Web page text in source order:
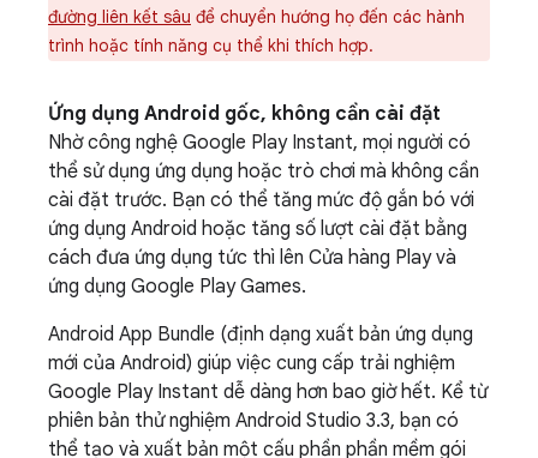
đường liên kết sâu để chuyển hướng họ đến các hành
trình hoặc tính năng cụ thể khi thích hợp.
Ứng dụng Android gốc, không cần cài đặt
Nhờ công nghệ Google Play Instant, mọi người có
thể sử dụng ứng dụng hoặc trò chơi mà không cần
cài đặt trước. Bạn có thể tăng mức độ gắn bó với
ứng dụng Android hoặc tăng số lượt cài đặt bằng
cách đưa ứng dụng tức thì lên Cửa hàng Play và
ứng dụng Google Play Games.
Android App Bundle (định dạng xuất bản ứng dụng
mới của Android) giúp việc cung cấp trải nghiệm
Google Play Instant dễ dàng hơn bao giờ hết. Kể từ
phiên bản thử nghiệm Android Studio 3.3, bạn có
thể tạo và xuất bản một cấu phần phần mềm gói